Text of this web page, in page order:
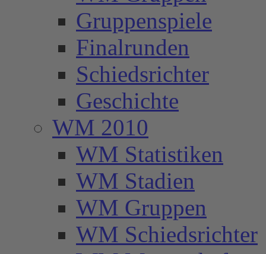
Gruppenspiele
Finalrunden
Schiedsrichter
Geschichte
WM 2010
WM Statistiken
WM Stadien
WM Gruppen
WM Schiedsrichter